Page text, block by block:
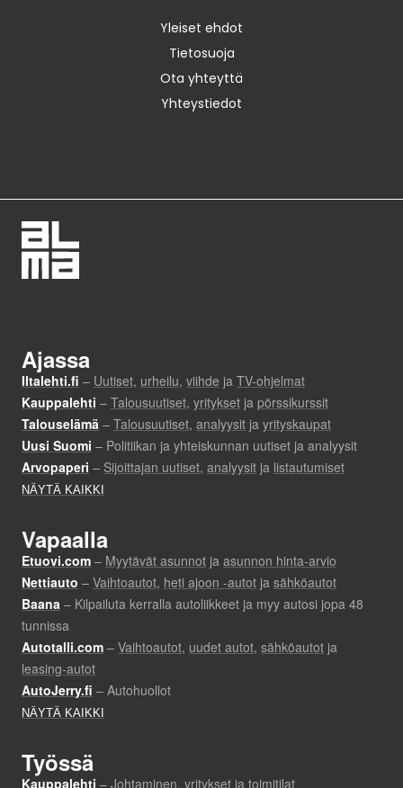
Yleiset ehdot
Tietosuoja
Ota yhteyttä
Yhteystiedot